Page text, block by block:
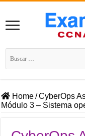
Buscar:
Home/CyberOps
Módulo 3 – Sistema